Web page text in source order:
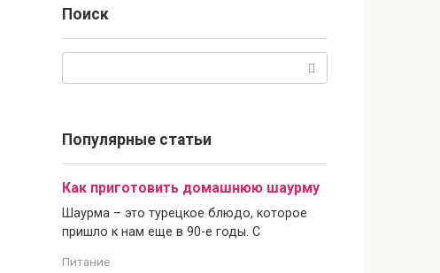
Поиск
Популярные статьи
Как приготовить домашнюю шаурму
Шаурма – это турецкое блюдо, которое
пришло к нам еще в 90-е годы. С
Питание